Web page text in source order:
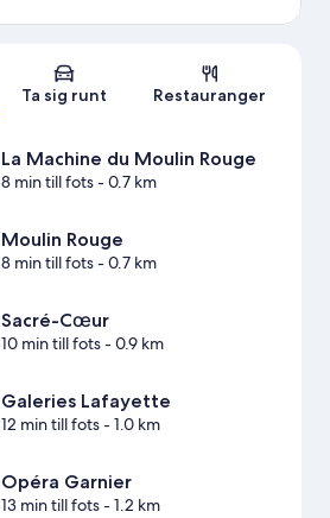
Karta
Ta sig runt Restauranger
La Machine du Moulin Rouge
8 min till fots- 0.7 km
Moulin Rouge
8 min till fots- 0.7 km
Sacré-Cœur
10 min till fots- 0.9 km
Galeries Lafayette
12 min till fots- 1.0 km
Opéra Garnier
13 min till fots- 1.2 km